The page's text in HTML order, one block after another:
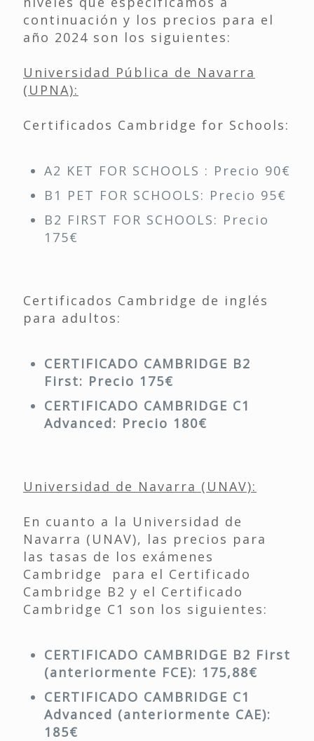
continuación y los precios para el
año 2024 son los siguientes:
Universidad Pública de Navarra
(UPNA):
Certificados Cambridge for Schools:
A2 KET FOR SCHOOLS : Precio 90€
B1 PET FOR SCHOOLS: Precio 95€
B2 FIRST FOR SCHOOLS: Precio
175€
Certificados Cambridge de inglés
para adultos:
CERTIFICADO CAMBRIDGE B2
First: Precio 175€
CERTIFICADO CAMBRIDGE C1
Advanced: Precio 180€
Universidad de Navarra (UNAV):
En cuanto a la Universidad de
Navarra (UNAV), las precios para
las tasas de los exámenes
Cambridge para el Certificado
Cambridge B2 y el Certificado
Cambridge C1 son los siguientes:
CERTIFICADO CAMBRIDGE B2 First
(anteriormente FCE): 175,88€
CERTIFICADO CAMBRIDGE C1
Advanced (anteriormente CAE):
185€